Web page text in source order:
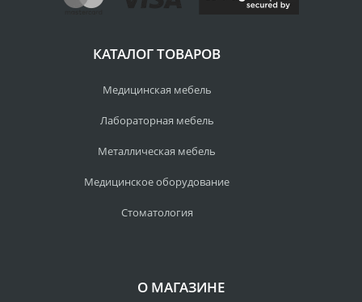
КАТАЛОГ ТОВАРОВ
Медицинская мебель
Лабораторная мебель
Металлическая мебель
Медицинское оборудование
Стоматология
О МАГАЗИНЕ